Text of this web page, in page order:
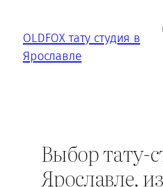
содержимому
OLDFOX тату студия в
Ярославле
Выбор тату-
Ярославле,